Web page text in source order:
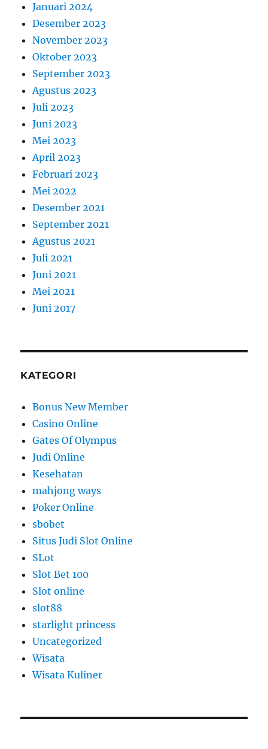
Januari 2024
Desember 2023
November 2023
Oktober 2023
September 2023
Agustus 2023
Juli 2023
Juni 2023
Mei 2023
April 2023
Februari 2023
Mei 2022
Desember 2021
September 2021
Agustus 2021
Juli 2021
Juni 2021
Mei 2021
Juni 2017
KATEGORI
Bonus New Member
Casino Online
Gates Of Olympus
Judi Online
Kesehatan
mahjong ways
Poker Online
sbobet
Situs Judi Slot Online
SLot
Slot Bet 100
Slot online
slot88
starlight princess
Uncategorized
Wisata
Wisata Kuliner